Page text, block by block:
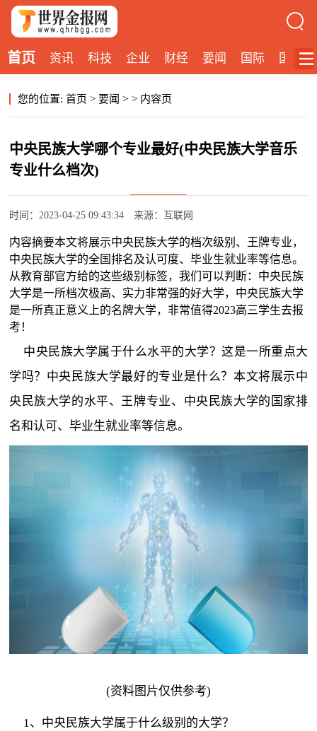
首页 资讯 科技 企业 财经 要闻 国际 国内
您的位置: 首页 > 要闻 > > 内容页
中央民族大学哪个专业最好(中央民族大学音乐
专业什么档次)
时间：2023-04-25 09:43:34 来源：互联网
内容摘要本文将展示中央民族大学的档次级别、王牌专业，
中央民族大学的全国排名及认可度、毕业生就业率等信息。
从教育部官方给的这些级别标签，我们可以判断：中央民族
大学是一所档次极高、实力非常强的好大学，中央民族大学
是一所真正意义上的名牌大学，非常值得2023高三学生去报
考！
中央民族大学属于什么水平的大学？这是一所重点大
学吗？中央民族大学最好的专业是什么？本文将展示中
央民族大学的水平、王牌专业、中央民族大学的国家排
名和认可、毕业生就业率等信息。
(资料图片仅供参考)
1、中央民族大学属于什么级别的大学？